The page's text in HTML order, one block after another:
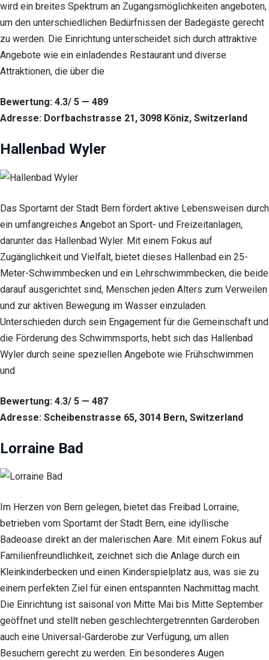
wird ein breites Spektrum an Zugangsmöglichkeiten angeboten,
um den unterschiedlichen Bedürfnissen der Badegäste gerecht
zu werden. Die Einrichtung unterscheidet sich durch attraktive
Angebote wie ein einladendes Restaurant und diverse
Attraktionen, die über die
Bewertung: 4.3/ 5 — 489
Adresse: Dorfbachstrasse 21, 3098 Köniz, Switzerland
Hallenbad Wyler
Das Sportamt der Stadt Bern fördert aktive Lebensweisen durch
ein umfangreiches Angebot an Sport- und Freizeitanlagen,
darunter das Hallenbad Wyler. Mit einem Fokus auf
Zugänglichkeit und Vielfalt, bietet dieses Hallenbad ein 25-
Meter-Schwimmbecken und ein Lehrschwimmbecken, die beide
darauf ausgerichtet sind, Menschen jeden Alters zum Verweilen
und zur aktiven Bewegung im Wasser einzuladen.
Unterschieden durch sein Engagement für die Gemeinschaft und
die Förderung des Schwimmsports, hebt sich das Hallenbad
Wyler durch seine speziellen Angebote wie Frühschwimmen
und
Bewertung: 4.3/ 5 — 487
Adresse: Scheibenstrasse 65, 3014 Bern, Switzerland
Lorraine Bad
Im Herzen von Bern gelegen, bietet das Freibad Lorraine,
betrieben vom Sportamt der Stadt Bern, eine idyllische
Badeoase direkt an der malerischen Aare. Mit einem Fokus auf
Familienfreundlichkeit, zeichnet sich die Anlage durch ein
Kleinkinderbecken und einen Kinderspielplatz aus, was sie zu
einem perfekten Ziel für einen entspannten Nachmittag macht.
Die Einrichtung ist saisonal von Mitte Mai bis Mitte September
geöffnet und stellt neben geschlechtergetrennten Garderoben
auch eine Universal-Garderobe zur Verfügung, um allen
Besuchern gerecht zu werden. Ein besonderes Augen